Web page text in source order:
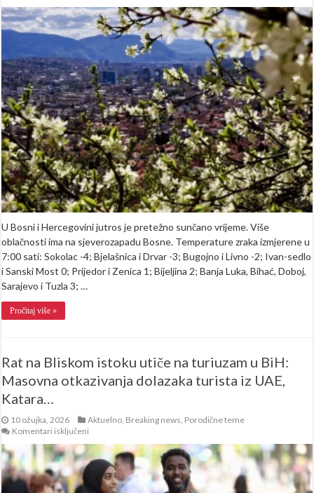
BiH
danas
sunčano
umjerenu
oblačnost,
temperature
će
ići
i
do
19
stepeni
U Bosni i Hercegovini jutros je pretežno sunčano vrijeme. Više
oblačnosti ima na sjeverozapadu Bosne. Temperature zraka izmjerene u
7:00 sati: Sokolac -4; Bjelašnica i Drvar -3; Bugojno i Livno -2; Ivan-sedlo
i Sanski Most 0; Prijedor i Zenica 1; Bijeljina 2; Banja Luka, Bihać, Doboj,
Sarajevo i Tuzla 3; …
Pročitaj više »
Rat na Bliskom istoku utiče na turiuzam u BiH:
Masovna otkazivanja dolazaka turista iz UAE,
Katara…
10 ožujka, 2026 Aktuelno Breaking news Porodične teme
Komentari isključeni
Bliskom
istoku
utiče